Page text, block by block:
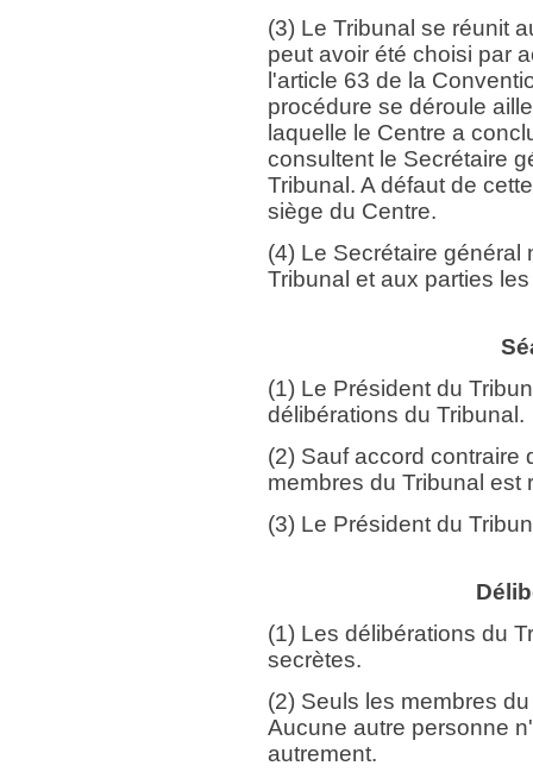
(3) Le Tribunal se réunit
peut avoir été choisi par
l'article 63 de la
procédure se déroule
laquelle le Centre a
consultent le Secrétaire
Tribunal. A défaut de
siège du Centre.
(4) Le Secrétaire général
Tribunal et aux parties
(1) Le Président du
délibérations du Tribunal.
(2) Sauf accord contraire
membres du Tribunal
(3) Le Président du
(1) Les délibérations du
secrètes.
(2) Seuls les membres
Aucune autre personne
autrement.